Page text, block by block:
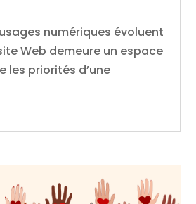
numériques évoluent
Web demeure un espace
les priorités d’une